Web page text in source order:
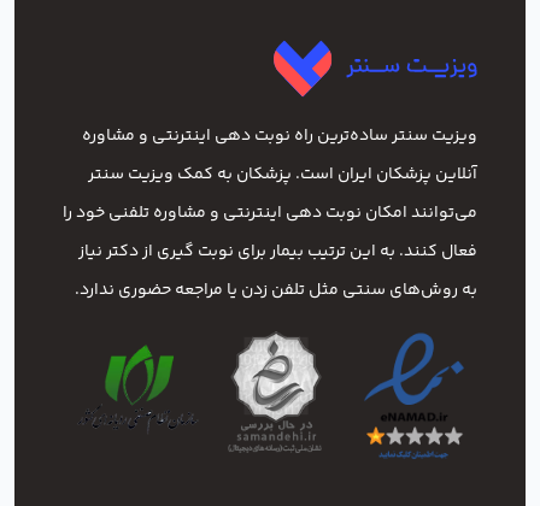
ویزیت سنتر ساده‌ترین راه نوبت‌ دهی اینترنتی و مشاوره
آنلاین پزشکان ایران است. پزشکان به کمک ویزیت سنتر
می‌توانند امکان نوبت دهی اینترنتی و مشاوره تلفنی خود را
فعال کنند. به این ترتیب بیمار برای نوبت گیری از دکتر نیاز
به روش‌های سنتی مثل تلفن زدن یا مراجعه حضوری ندارد.